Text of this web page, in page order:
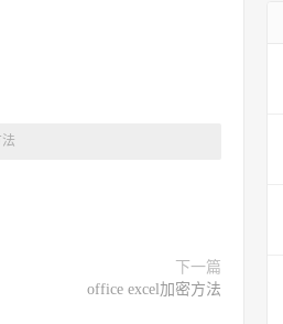
下一篇
office excel加密方法